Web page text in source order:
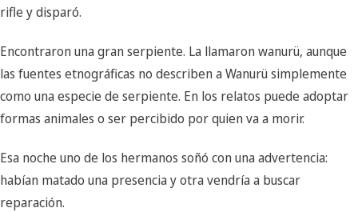
rifle y disparó.
Encontraron una gran serpiente. La llamaron wanurü, aunque
las fuentes etnográficas no describen a Wanurü simplemente
como una especie de serpiente. En los relatos puede adoptar
formas animales o ser percibido por quien va a morir.
Esa noche uno de los hermanos soñó con una advertencia:
habían matado una presencia y otra vendría a buscar
reparación.